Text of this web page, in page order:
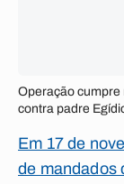
Operação cumpre
contra padre
Em 17 de
de mandados